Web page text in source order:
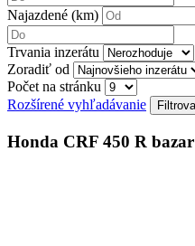
Najazdené (km)
Trvania inzerátu
Zoradiť od
Počet na stránku
Rozšírené vyhľadávanie
Honda CRF 450 R bazar